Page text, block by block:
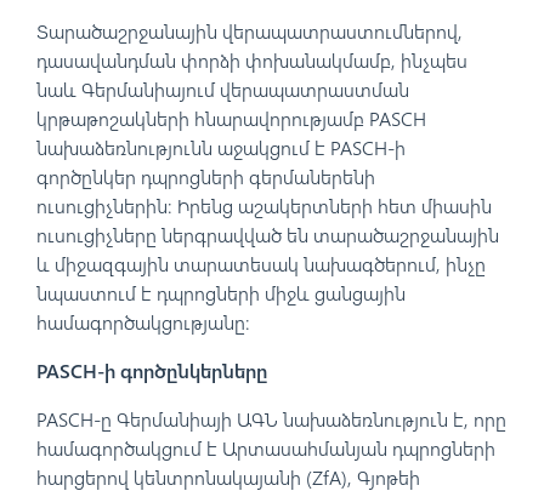
Տարածաշրջանային վերապատրաստումներով,
դասավանդման փորձի փոխանակմամբ, ինչպես
նաև Գերմանիայում վերապատրաստման
կրթաթոշակների հնարավորությամբ PASCH
նախաձեռնությունն աջակցում է PASCH-ի
գործընկեր դպրոցների գերմաներենի
ուսուցիչներին։ Իրենց աշակերտների հետ միասին
ուսուցիչները ներգրավված են տարածաշրջանային
և միջազգային տարատեսակ նախագծերում, ինչը
նպաստում է դպրոցների միջև ցանցային
համագործակցությանը։
PASCH-ի գործընկերները
PASCH-ը Գերմանիայի ԱԳՆ նախաձեռնություն է, որը
համագործակցում է Արտասահմանյան դպրոցների
հարցերով կենտրոնակայանի (ZfA), Գյոթեի